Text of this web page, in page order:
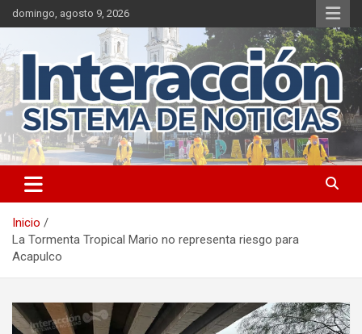
Saltar
al
domingo, agosto 9, 2026
Inicio
La Tormenta Tropical Mario no representa riesgo para
Acapulco